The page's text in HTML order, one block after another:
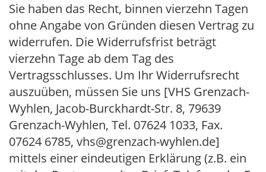
Sie haben das Recht, binnen vierzehn Tagen
ohne Angabe von Gründen diesen Vertrag zu
widerrufen. Die Widerrufsfrist beträgt
vierzehn Tage ab dem Tag des
Vertragsschlusses. Um Ihr Widerrufsrecht
auszuüben, müssen Sie uns [VHS Grenzach-
Wyhlen, Jacob-Burckhardt-Str. 8, 79639
Grenzach-Wyhlen, Tel. 07624 1033, Fax.
07624 6785, vhs@grenzach-wyhlen.de]
mittels einer eindeutigen Erklärung (z.B. ein